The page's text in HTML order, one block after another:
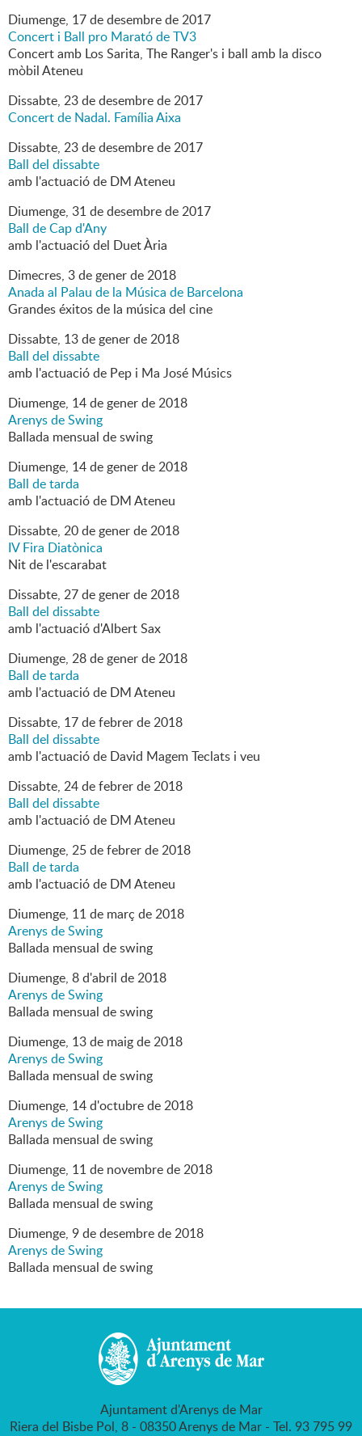
Diumenge, 17dedesembrede2017
Concert i Ball pro Marató de TV3
Concert amb Los Sarita, The Ranger's i ball amb la disco
mòbil Ateneu
Dissabte, 23dedesembrede2017
Concert de Nadal. Família Aixa
Dissabte, 23dedesembrede2017
Ball del dissabte
amb l'actuació de DM Ateneu
Diumenge, 31dedesembrede2017
Ball de Cap d'Any
amb l'actuació del Duet Ària
Dimecres, 3de generde2018
Anada al Palau de la Música de Barcelona
Grandes éxitos de la música del cine
Dissabte, 13de generde2018
Ball del dissabte
amb l'actuació de Pep i Ma José Músics
Diumenge, 14de generde2018
Arenys de Swing
Ballada mensual de swing
Diumenge, 14de generde2018
Ball de tarda
amb l'actuació de DM Ateneu
Dissabte, 20de generde2018
IV Fira Diatònica
Nit de l'escarabat
Dissabte, 27de generde2018
Ball del dissabte
amb l'actuació d'Albert Sax
Diumenge, 28de generde2018
Ball de tarda
amb l'actuació de DM Ateneu
Dissabte, 17defebrerde2018
Ball del dissabte
amb l'actuació de David Magem Teclats i veu
Dissabte, 24defebrerde2018
Ball del dissabte
amb l'actuació de DM Ateneu
Diumenge, 25defebrerde2018
Ball de tarda
amb l'actuació de DM Ateneu
Diumenge, 11de març de2018
Arenys de Swing
Ballada mensual de swing
Diumenge, 8d'abril de2018
Arenys de Swing
Ballada mensual de swing
Diumenge, 13de maigde2018
Arenys de Swing
Ballada mensual de swing
Diumenge, 14d'octubrede2018
Arenys de Swing
Ballada mensual de swing
Diumenge, 11de novembrede2018
Arenys de Swing
Ballada mensual de swing
Diumenge, 9dedesembrede2018
Arenys de Swing
Ballada mensual de swing
Ajuntament d'Arenys de Mar
Riera del Bisbe Pol, 8 - 08350 Arenys de Mar - Tel. 93 795 99